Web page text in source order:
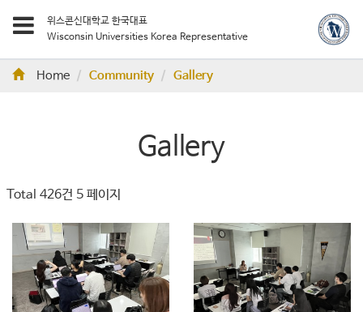
위스콘신대학교 한국대표
Wisconsin Universities Korea Representative
Home Community Gallery
Gallery
Total 426건 5 페이지